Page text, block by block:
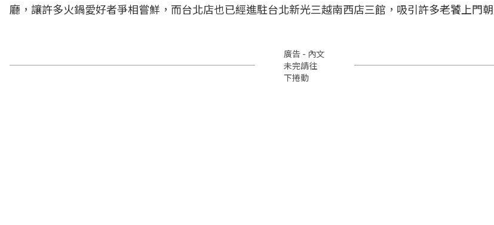
廳，讓許多火鍋愛好者爭相嘗鮮，而台北店也已經進駐台北新光三越南西店三館，吸引許多老饕上門朝
廣告 - 內文
未完請往
下捲動